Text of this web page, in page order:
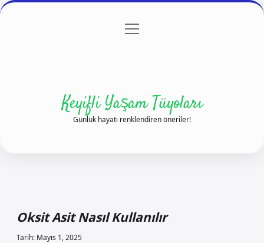
Gizlilik Politikası
menüyü
Keyifli Yaşam Tüyoları
Günlük hayatı renklendiren öneriler!
Oksit Asit Nasıl Kullanılır
Tarih: Mayıs 1, 2025